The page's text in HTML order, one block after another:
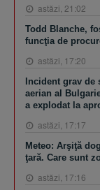
astăzi, 21:02
Todd Blanche,
funcţia de
astăzi, 17:20
Incident grav de
aerian al
a explodat la
astăzi, 17:17
Meteo: Arşiţă
ţară. Care sunt
astăzi, 17:16